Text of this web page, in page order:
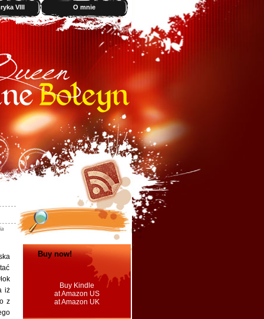
VIII O mnie
iż
z
Buy now!
Buy Kindle
at Amazon US
at Amazon UK